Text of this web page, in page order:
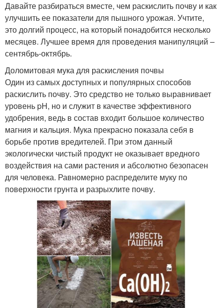
Давайте разбираться вместе, чем раскислить почву и как
улучшить ее показатели для пышного урожая. Учтите,
это долгий процесс, на который понадобится несколько
месяцев. Лучшее время для проведения манипуляций –
сентябрь-октябрь.
Доломитовая мука для раскисления почвы
Один из самых доступных и популярных способов
раскислить почву. Это средство не только выравнивает
уровень pH, но и служит в качестве эффективного
удобрения, ведь в состав входит большое количество
магния и кальция. Мука прекрасно показала себя в
борьбе против вредителей. При этом данный
экологически чистый продукт не оказывает вредного
воздействия на сами растения и абсолютно безопасен
для человека. Равномерно распределите муку по
поверхности грунта и разрыхлите почву.